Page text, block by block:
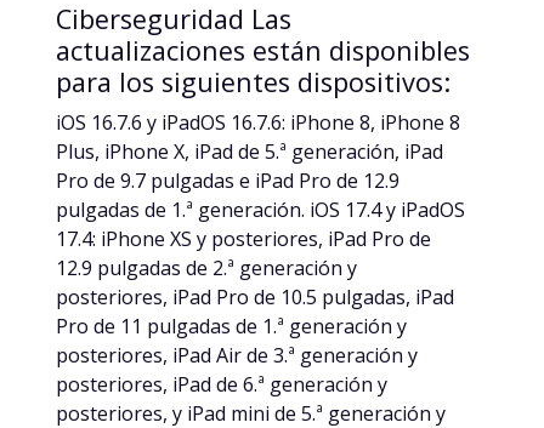
Ciberseguridad Las
actualizaciones están disponibles
para los siguientes dispositivos:
iOS 16.7.6 y iPadOS 16.7.6: iPhone 8, iPhone 8
Plus, iPhone X, iPad de 5.ª generación, iPad
Pro de 9.7 pulgadas e iPad Pro de 12.9
pulgadas de 1.ª generación. iOS 17.4 y iPadOS
17.4: iPhone XS y posteriores, iPad Pro de
12.9 pulgadas de 2.ª generación y
posteriores, iPad Pro de 10.5 pulgadas, iPad
Pro de 11 pulgadas de 1.ª generación y
posteriores, iPad Air de 3.ª generación y
posteriores, iPad de 6.ª generación y
posteriores, y iPad mini de 5.ª generación y